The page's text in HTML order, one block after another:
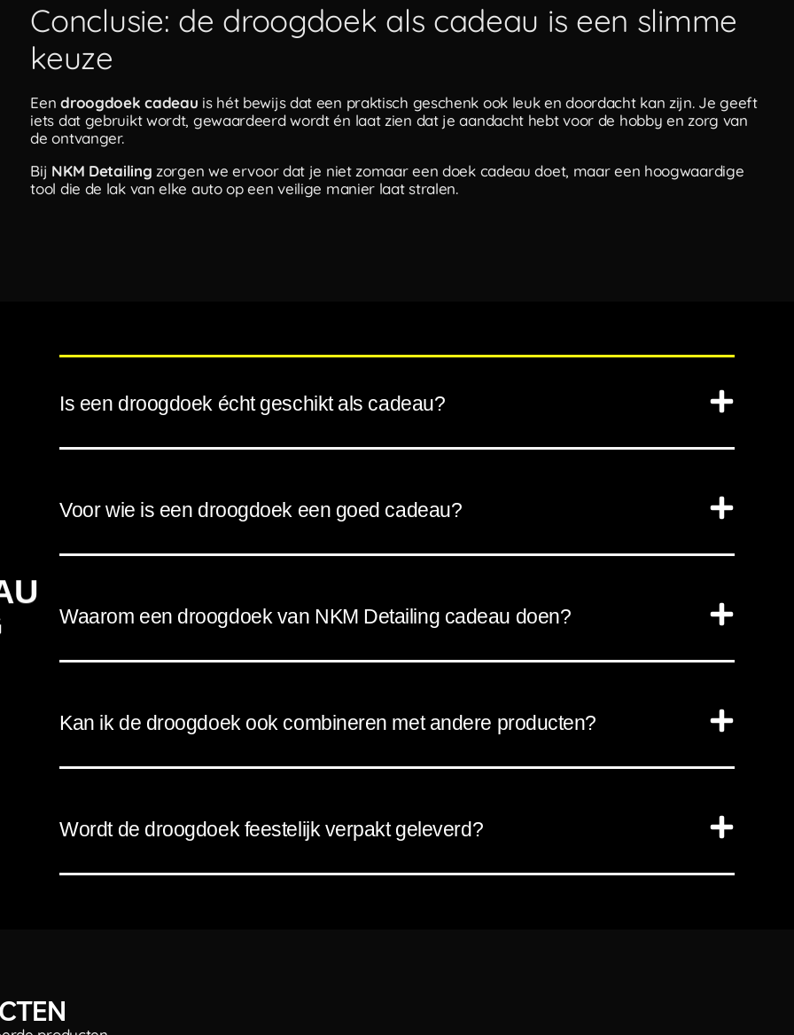
Conclusie: de droogdoek als cadeau is een slimme
keuze
Eendroogdoek cadeau is hét bewijs dat een praktisch geschenk ook leuk en doordacht kan zijn. Je geeft
iets dat gebruikt wordt, gewaardeerd wordt én laat zien dat je aandacht hebt voor de hobby en zorg van
de ontvanger.
Bij NKM Detailing zorgen we ervoor dat je niet zomaar een doek cadeau doet, maar een hoogwaardige
tool die de lak van elke auto op een veilige manier laat stralen.
Is een droogdoek écht geschikt als cadeau?
Voor wie is een droogdoek een goed cadeau?
Waarom een droogdoek van NKM Detailing cadeau doen?
Kan ik de droogdoek ook combineren met andere producten?
Wordt de droogdoek feestelijk verpakt geleverd?